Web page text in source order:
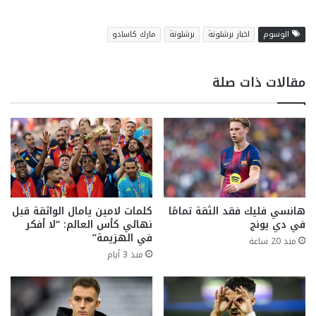
الوسوم اخبار برشلونة برشلونة مارك كاسادو
مقالات ذات صلة
هانسي فليك فقد الثقة تمامًا
في دي يونج
منذ 20 ساعة
كلمات لامين يامال الواثقة قبل
نهائي كأس العالم: “لا أفكر
في الهزيمة”
منذ 3 أيام